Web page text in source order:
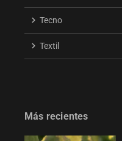
Tecno
Textil
Más recientes